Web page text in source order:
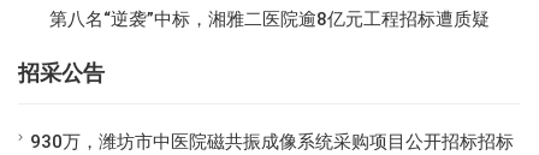
第八名“逆袭”中标，湘雅二医院逾8亿元工程招标遭质疑
招采公告
930万，潍坊市中医院磁共振成像系统采购项目公开招标招标